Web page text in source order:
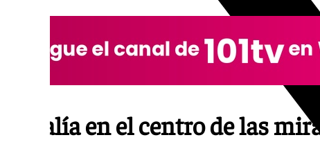
Rosalía en el centro de las